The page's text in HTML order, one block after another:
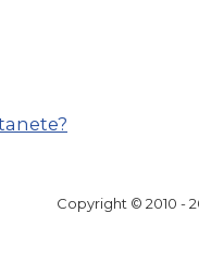
Copyright © 2010 -